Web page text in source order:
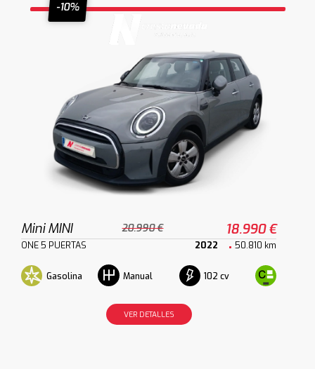
-10%
Mini MINI 20.990 € 18.990 €
ONE 5 PUERTAS 2022 50.810 km
Gasolina Manual 102 cv
VER DETALLES